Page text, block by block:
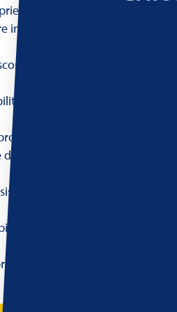
lubrificanti, anche nelle basse
invernali
alto e stabile
all'ossidazione
contro l'usura, la
schiuma
del coefficiente di attrito
termica e ossidativa
di raffreddamento